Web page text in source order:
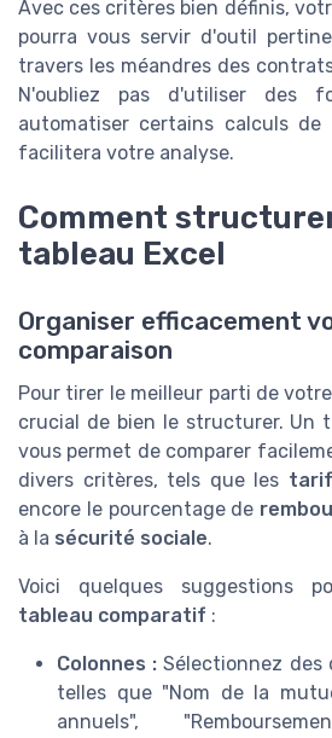
Avec ces critères bien définis,
pourra vous servir d'outil
travers les méandres des
N'oubliez pas d'utiliser des
automatiser certains calculs de
facilitera votre analyse.
Comment
tableau Excel
Organiser efficacement
comparaison
Pour tirer le meilleur parti de votre
crucial de bien le structurer. Un
vous permet de comparer
divers critères, tels que les
encore le pourcentage de
à la sécurité sociale.
Voici quelques suggestions
tableau comparatif :
Colonnes : Sélectionnez des
telles que "Nom de la
annuels",